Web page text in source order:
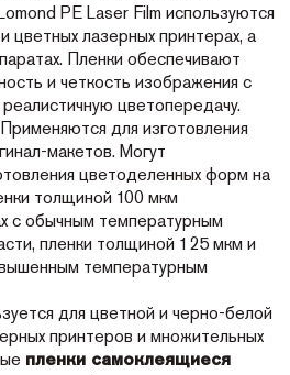
PE Laser Film используются
цветных лазерных принтерах, а
Пленки обеспечивают
и четкость изображения с
цветопередачу.
для изготовления
макетов. Могут
цветоделенных форм на
толщиной 100 мкм
с обычным температурным
пленки толщиной 125 мкм и
температурным
для цветной и черно-белой
принтеров и множительных
пленки самоклеящиеся